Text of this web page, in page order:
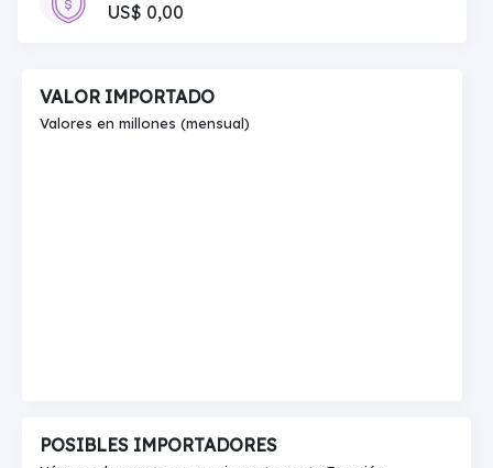
US$ 0,00
VALOR IMPORTADO
Valores en millones (mensual)
POSIBLES IMPORTADORES